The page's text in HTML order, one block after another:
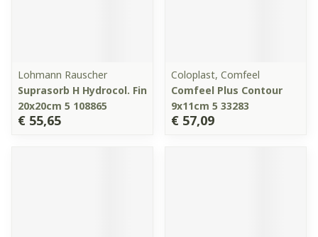
Lohmann Rauscher
Suprasorb H Hydrocol. Fin
20x20cm 5 108865
€ 55,65
Coloplast, Comfeel
Comfeel Plus Contour
9x11cm 5 33283
€ 57,09